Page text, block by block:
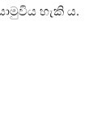
හැකි ය.